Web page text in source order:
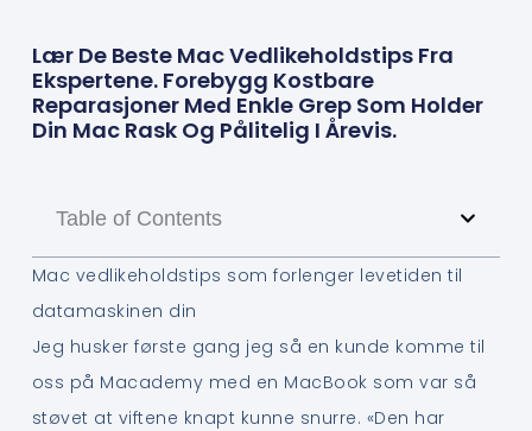
Lær De Beste Mac Vedlikeholdstips Fra
Ekspertene. Forebygg Kostbare
Reparasjoner Med Enkle Grep Som Holder
Din Mac Rask Og Pålitelig I Årevis.
Table of Contents
Mac vedlikeholdstips som forlenger levetiden til
datamaskinen din
Jeg husker første gang jeg så en kunde komme til
oss på Macademy med en MacBook som var så
støvet at viftene knapt kunne snurre. «Den har